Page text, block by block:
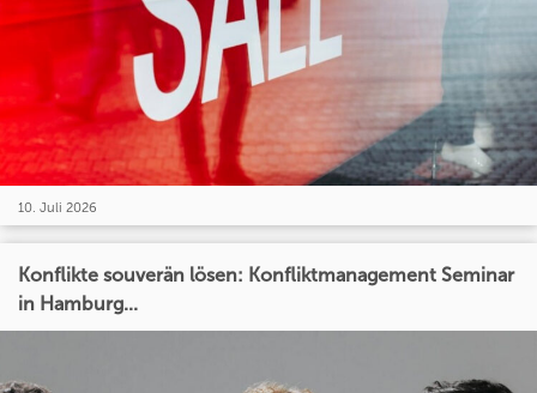
10. Juli 2026
Konflikte souverän lösen: Konfliktmanagement Seminar
in Hamburg...